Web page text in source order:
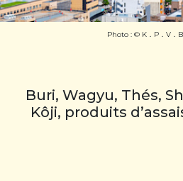
Photo : © K．P．V．B
Buri, Wagyu, Thés,
Kôji, produits